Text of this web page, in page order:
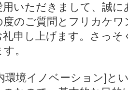
いただきまして、誠に
のご質問とフリカケワ
申し上げます。さっそ
。
境イノベーション]と